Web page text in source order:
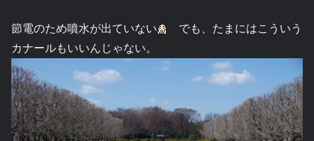
節電のため噴水が出ていない
でも、たまにはこういう
カナールもいいんじゃない。